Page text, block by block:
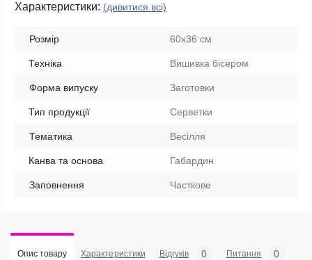
Характеристики: (дивитися всі)
Розмір 60х36 см
Техніка Вишивка бісером
Форма випуску Заготовки
Тип продукції Серветки
Тематика Весілля
Канва та основа Габардин
Заповнення Часткове
Опис товару Характеристики Відгуків 0 Питання 0